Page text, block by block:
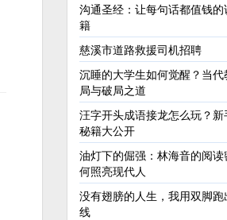
沟通圣经：让每句话都值钱的
籍
慈溪市道路救援司机招聘
沉睡的大学生如何觉醒？当代
局与破局之道
汪字开头成语接龙怎么玩？新
秘籍大公开
油灯下的倔强：林海音的阅读
何照亮现代人
没有翅膀的人生，我用双脚跑
线